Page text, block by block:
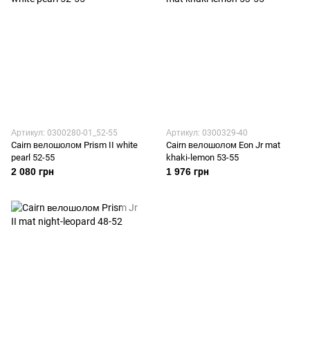
Артикул: 0300280-01_52-55
Cairn велошолом Prism II white
pearl 52-55
2 080 грн
Артикул: 0300329-40
Cairn велошолом Eon Jr mat
khaki-lemon 53-55
1 976 грн